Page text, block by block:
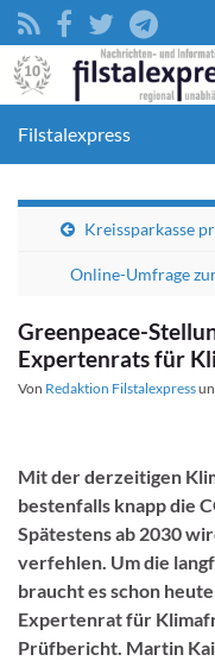
Filstalexpress
Kreissparkasse
Online-Umfrage
Greenpeace-
Expertenrats für
Von Redaktion Filstalexpress
Mit der derzeitigen
bestenfalls knapp die
Spätestens ab 2030
verfehlen. Um die
braucht es schon
Expertenrat für
Prüfbericht. Martin